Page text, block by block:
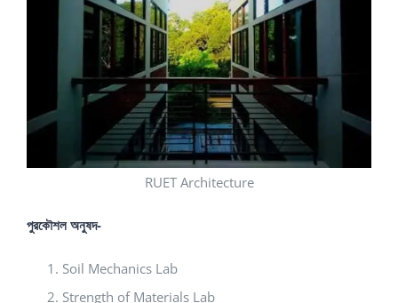
RUET Architecture
পুরকৌশল অনুষদ-
Soil Mechanics Lab
Strength of Materials Lab